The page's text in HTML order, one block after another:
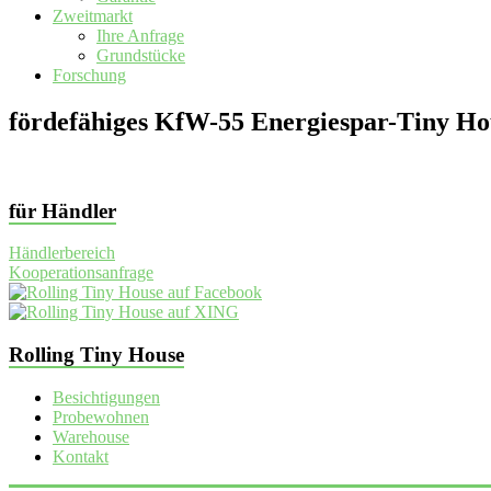
Zweitmarkt
Ihre Anfrage
Grundstücke
Forschung
fördefähiges KfW-55 Energiespar-Tiny
für Händler
Händlerbereich
Kooperationsanfrage
Rolling Tiny House
Besichtigungen
Probewohnen
Warehouse
Kontakt